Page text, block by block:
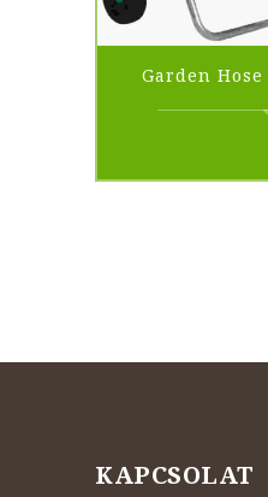
Garden
KAPCSOLAT